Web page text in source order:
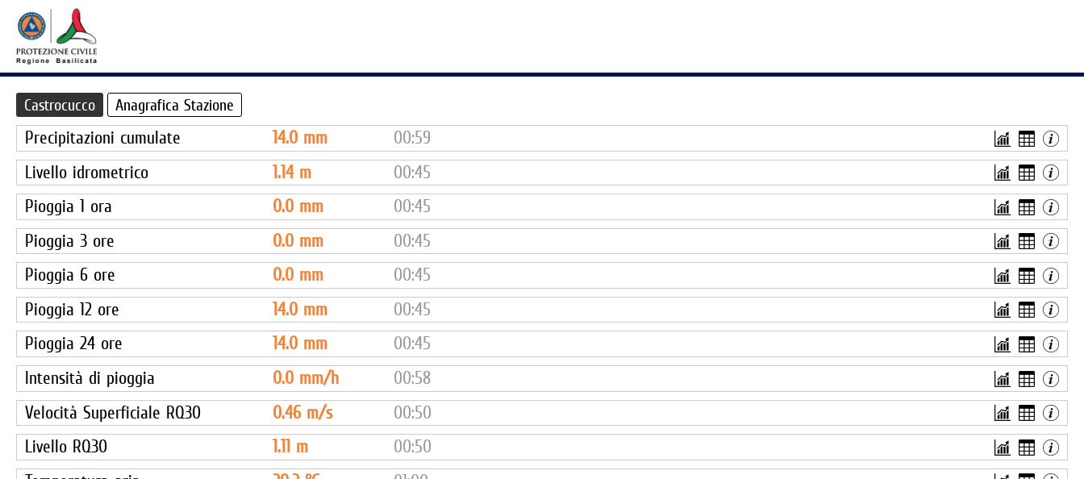
Castrocucco Anagrafica Stazione
Precipitazioni cumulate 14.0 mm
00:59
Livello idrometrico
1.14m
00:45
Pioggia 1 ora
0.0 mm
00:45
Pioggia 3 ore
0.0 mm
00:45
Pioggia 6 ore
0.0 mm
00:45
Pioggia 12 ore
14.0 mm
00:45
Pioggia 24 ore
14.0 mm
00:45
Intensità di pioggia
0.0 mm/h
00:58
Velocità Superficiale RQ30
0.46 m/s
00:50
Livello RQ30
1.11 m
00:50